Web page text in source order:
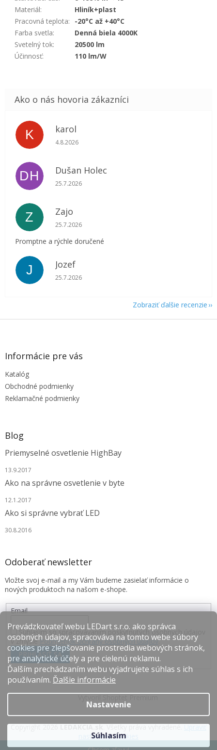
Prevádzkovateľ webu LEDart s.r.o. ako správca
osobných údajov, spracováva na tomto webe súbory
cookies pre zlepšovanie prostredia webových stránok,
pre analytické účely a pre cielenú reklamu.
Ďalším prechádzaním webu vyjadrujete súhlas s ich
používaním. Ďalšie informácie
Nastavenie
Súhlasím
Materiál:
Hliník+plast
Pracovná teplota:
-20°C až +40°C
Farba svetla:
Denná biela 4000K
Svetelný tok:
20500 lm
Účinnosť: 110 lm/W
K karol
Hodnotenie obchodu je 5 z 5 hviezdičiek.
4.8.2026
DH Dušan Holec
Hodnotenie obchodu je 5 z 5 hviezdičiek.
25.7.2026
Z Zajo
Hodnotenie obchodu je 5 z 5 hviezdičiek.
25.7.2026
Promptne a rýchle doručené
J Jozef
Hodnotenie obchodu je 5 z 5 hviezdičiek.
25.7.2026
Zobraziť ďalšie recenzie
Z
Informácie pre vás
Katalóg
Obchodné podmienky
Reklamačné podmienky
Blog
Priemyselné osvetlenie HighBay
13.9.2017
Ako na správne osvetlenie v byte
12.1.2017
Ako si správne vybrať LED
30.8.2016
Odoberať newsletter
Vložte svoj e-mail a my Vám budeme zasielať informácie o
nových produktoch na našom e-shope.
Email
Súhlasím so spracovávaním poskytnutých osobných údajov
v zmysle Podmienok ochrany osobných údajov.
PRIHLÁSIŤ SA
Copyright 2026LEDAKCIA.sk. Všetky práva vyhradené.Upraviť
nastavenie cookies